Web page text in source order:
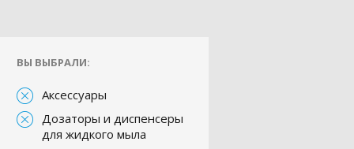
ВЫ ВЫБРАЛИ:
Аксессуары
Дозаторы и диспенсеры
для жидкого мыла